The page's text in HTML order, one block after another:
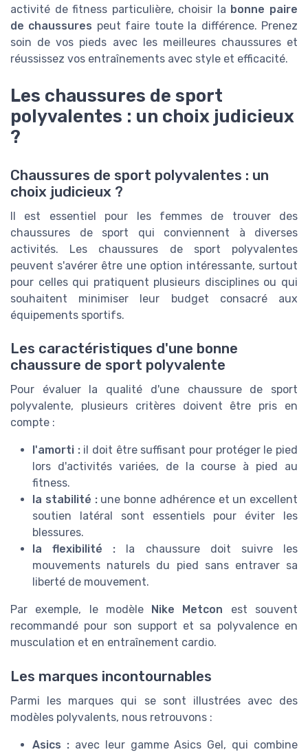
activité de fitness particulière, choisir la bonne paire
de chaussures peut faire toute la différence. Prenez
soin de vos pieds avec les meilleures chaussures et
réussissez vos entraînements avec style et efficacité.
Les chaussures de sport
polyvalentes : un choix judicieux
?
Chaussures de sport polyvalentes : un
choix judicieux ?
Il est essentiel pour les femmes de trouver des
chaussures de sport qui conviennent à diverses
activités. Les chaussures de sport polyvalentes
peuvent s'avérer être une option intéressante, surtout
pour celles qui pratiquent plusieurs disciplines ou qui
souhaitent minimiser leur budget consacré aux
équipements sportifs.
Les caractéristiques d'une bonne
chaussure de sport polyvalente
Pour évaluer la qualité d'une chaussure de sport
polyvalente, plusieurs critères doivent être pris en
compte :
l'amorti :il doit être suffisant pour protéger le pied
lors d'activités variées, de la course à pied au
fitness.
la stabilité :une bonne adhérence et un excellent
soutien latéral sont essentiels pour éviter les
blessures.
la flexibilité : la chaussure doit suivre les
mouvements naturels du pied sans entraver sa
liberté de mouvement.
Par exemple, le modèle Nike Metcon est souvent
recommandé pour son support et sa polyvalence en
musculation et en entraînement cardio.
Les marques incontournables
Parmi les marques qui se sont illustrées avec des
modèles polyvalents, nous retrouvons :
Asics :avec leur gamme Asics Gel, qui combine